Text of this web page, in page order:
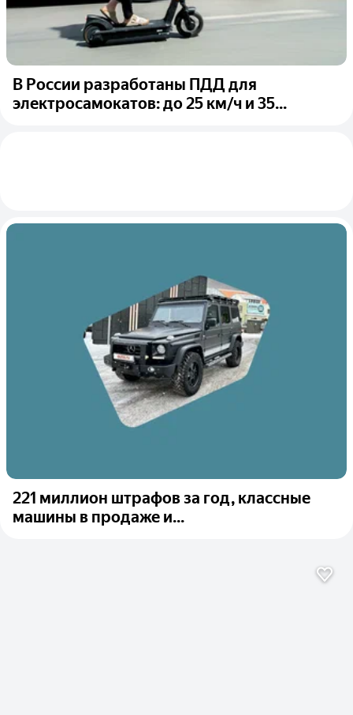
В России разработаны ПДД для
электросамокатов: до 25 км/ч и 35...
221 миллион штрафов за год, классные
машины в продаже и...